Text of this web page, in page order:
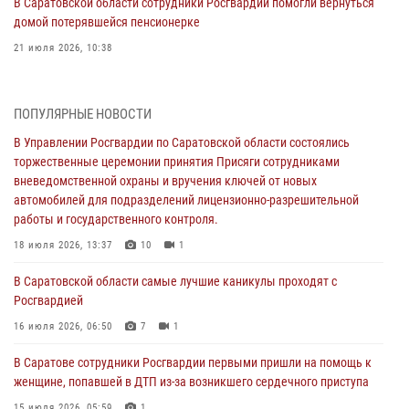
домой потерявшейся пенсионерке
21 июля 2026, 10:38
вневедомственной охраны и вручения ключей от новых
автомобилей для подразделений лицензионно-разрешительной
работы и государственного контроля.
18 июля 2026, 13:37 10 1
В Саратовской области самые лучшие каникулы проходят с
Росгвардией
В Саратове сотрудники Росгвардии первыми пришли на помощь к
женщине, попавшей в ДТП из-за возникшего сердечного приступа
В Саратове продолжается масштабная ведомственная акция
"Каникулы с Росгвардией"
ПОПУЛЯРНЫЕ НОВОСТИ
В Управлении Росгвардии по Саратовской области состоялись
торжественные церемонии принятия Присяги сотрудниками
вневедомственной охраны и вручения ключей от новых
автомобилей для подразделений лицензионно-разрешительной
работы и государственного контроля.
18 июля 2026, 13:37 10 1
В Саратовской области самые лучшие каникулы проходят с
Росгвардией
16 июля 2026, 06:50 7 1
В Саратове сотрудники Росгвардии первыми пришли на помощь к
женщине, попавшей в ДТП из-за возникшего сердечного приступа